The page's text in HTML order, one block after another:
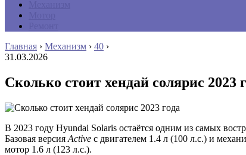
Главная › Механизм › 40 ›
31.03.2026
Сколько стоит хендай солярис 2023
В 2023 году Hyundai Solaris остаётся одним из самых
Базовая версия Active с двигателем 1.4 л (100 л.с.) и
мотор 1.6 л (123 л.с.).